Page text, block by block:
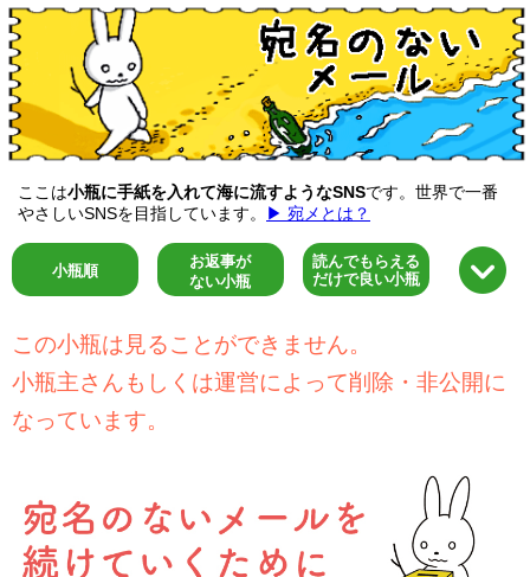
ここは小瓶に手紙を入れて海に流すようなSNSです。世界で一番
やさしいSNSを目指しています。
▶ 宛メとは？
小瓶順
お返事が
ない小瓶
読んでもらえる
だけで良い小瓶
この小瓶は見ることができません。
小瓶主さんもしくは運営によって削除・非公開に
なっています。